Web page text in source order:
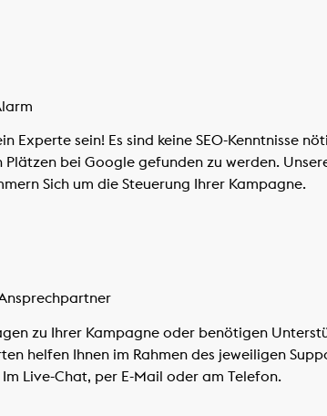
Experte sein! Es sind keine SEO-Kenntnisse
bei Google gefunden zu werden.
Sich um die Steuerung Ihrer Kampagne.
zu Ihrer Kampagne oder benötigen
helfen Ihnen im Rahmen des jeweiligen
Live-Chat, per E-Mail oder am Telefon.